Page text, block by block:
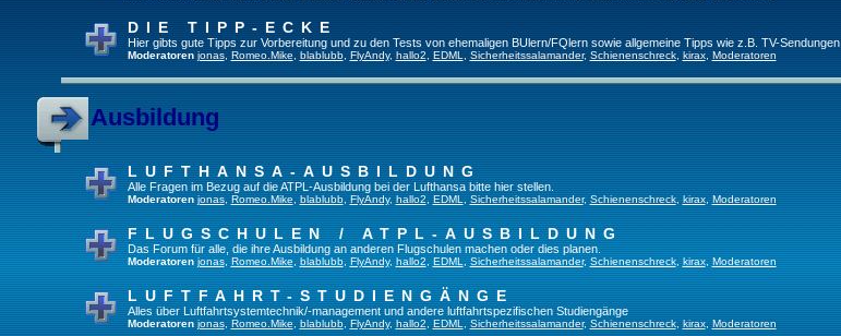
DIE TIPP-ECKE
Hier gibts gute Tipps zur Vorbereitung und zu den Tests von ehemaligen BUlern/FQlern sowie allgemeine Tipps wie z.B. TV-Sendungen.
Moderatoren jonas, Romeo.Mike blablubb, FlyAndy, hallo2 EDML Sicherheitssalamander, Schienenschreck, kirax, Moderatoren
Ausbildung
LUFTHANSA-AUSBILDUNG
Alle Fragen im Bezug auf die ATPL-Ausbildung bei der Lufthansa bitte hier stellen.
Moderatoren jonas, Romeo.Mike, blablubb, FlyAndy, hallo2 EDML Sicherheitssalamander, Schienenschreck, kirax, Moderatoren
FLUGSCHULEN / ATPL-AUSBILDUNG
Das Forum für alle, die ihre Ausbildung an anderen Flugschulen machen oder dies planen.
Moderatoren jonas, Romeo.Mike blablubb, FlyAndy, hallo2 EDML Sicherheitssalamander, Schienenschreck, kirax, Moderatoren
LUFTFAHRT-STUDIENGÄNGE
Alles über Luftfahrtsystemtechnik/-management und andere luftfahrtspezifischen Studiengänge
Moderatoren jonas, Romeo.Mike, blablubb, FlyAndy, hallo2 EDML Sicherheitssalamander, Schienenschreck, kirax, Moderatoren